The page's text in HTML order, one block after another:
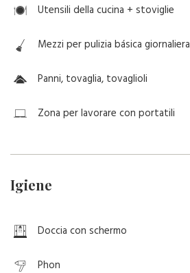
Utensili della cucina + stoviglie
Mezzi per pulizia básica giornaliera
Panni, tovaglia, tovaglioli
Zona per lavorare con portatili
Igiene
Doccia con schermo
Phon